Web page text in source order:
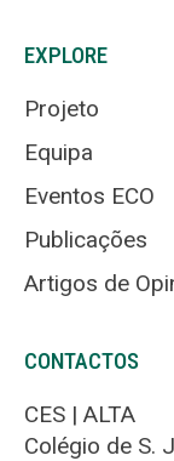
EXPLORE
Projeto
Equipa
Eventos ECO
Publicações
Artigos de
CONTACTOS
CES | ALTA
Colégio de S.